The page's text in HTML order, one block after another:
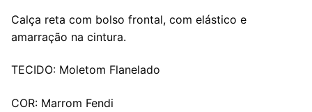
Calça reta com bolso frontal, com elástico e
amarração na cintura.
TECIDO: Moletom Flanelado
COR: Marrom Fendi